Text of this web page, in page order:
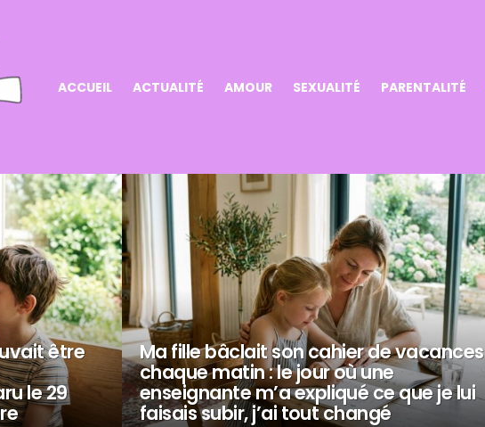
ACCUEIL ACTUALITÉ AMOUR SEXUALITÉ PARENTALITÉ
être
le 29
Ma fille bâclait son cahier de vacances
chaque matin : le jour où une
enseignante m’a expliqué ce que je lui
faisais subir, j’ai tout changé